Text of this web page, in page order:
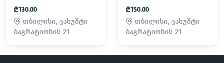
₾130.00
თბილისი, ვახუშტი
ბაგრატიონის 21
₾150.00
თბილისი, ვახუშტი
ბაგრატიონის 21